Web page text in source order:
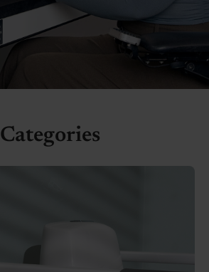
Categories